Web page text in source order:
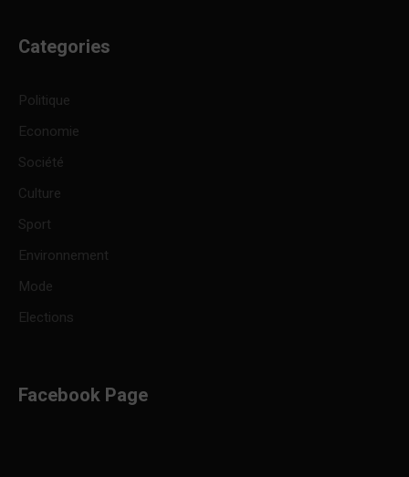
Categories
Politique
Economie
Société
Culture
Sport
Environnement
Mode
Elections
Facebook Page